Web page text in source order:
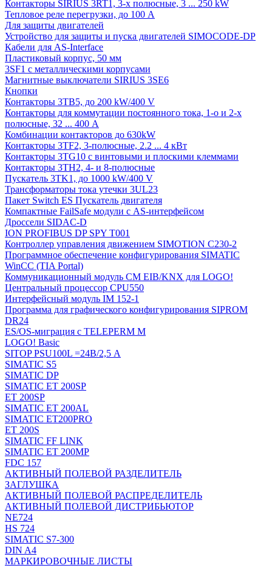
Контакторы SIRIUS 3RT1, 3-х полюсные, 3 ... 250 kW
Тепловое реле перегрузки, до 100 A
Для защиты двигателей
Устройство для защиты и пуска двигателей SIMOCODE-DP
Кабели для AS-Interface
Пластиковый корпус, 50 мм
3SF1 с металлическими корпусами
Магнитные выключатели SIRIUS 3SE6
Кнопки
Контакторы 3TB5, до 200 kW/400 V
Контакторы для коммутации постоянного тока, 1-о и 2-х
полюсные, 32 ... 400 A
Комбинации контакторов до 630kW
Контакторы 3TF2, 3-полюсные, 2.2 ... 4 кВт
Контакторы 3TG10 c винтовыми и плоскими клеммами
Контакторы 3TH2, 4- и 8-полюсные
Пускатель 3TK1, до 1000 kW/400 V
Трансформаторы тока утечки 3UL23
Пакет Switch ES Пускатель двигателя
Компактные FailSafe модули с AS-интерфейсом
Дроссели SIDAC-D
ION PROFIBUS DP SPY T001
Контроллер управления движением SIMOTION C230-2
Программное обеспечение конфигурирования SIMATIC
WinCC (TIA Portal)
Коммуникационный модуль CM EIB/KNX для LOGO!
Центральный процессор CPU550
Интерфейсный модуль IM 152-1
Программа для графического конфигурирования SIPROM
DR24
ES/OS-миграция с TELEPERM M
LOGO! Basic
SITOP PSU100L =24В/2,5 A
SIMATIC S5
SIMATIC DP
SIMATIC ET 200SP
ET 200SP
SIMATIC ET 200AL
SIMATIC ET200PRO
ET 200S
SIMATIC FF LINK
SIMATIC ET 200MP
FDC 157
АКТИВНЫЙ ПОЛЕВОЙ РАЗДЕЛИТЕЛЬ
ЗАГЛУШКА
АКТИВНЫЙ ПОЛЕВОЙ РАСПРЕДЕЛИТЕЛЬ
АКТИВНЫЙ ПОЛЕВОЙ ДИСТРИБЬЮТОР
NE724
HS 724
SIMATIC S7-300
DIN A4
МАРКИРОВОЧНЫЕ ЛИСТЫ